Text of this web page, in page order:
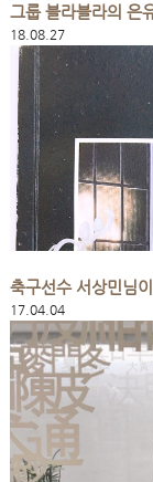
18.08.27
축구선수 서상민님
17.04.04